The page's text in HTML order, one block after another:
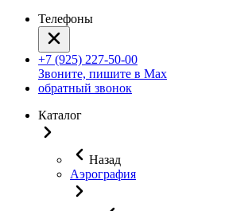
Телефоны
+7 (925) 227-50-00
Звоните, пишите в Max
обратный звонок
Каталог
Назад
Аэрография